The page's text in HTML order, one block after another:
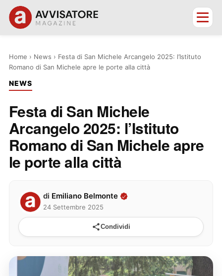
Home › News › Festa di San Michele Arcangelo 2025: l’Istituto
Romano di San Michele apre le porte alla città
NEWS
Festa di San Michele
Arcangelo 2025: l’Istituto
Romano di San Michele apre
le porte alla città
di Emiliano Belmonte
24 Settembre 2025
Condividi